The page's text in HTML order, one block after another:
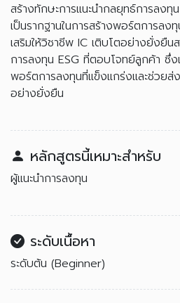
สร้างทักษะการแนะนำกลยุทธ์การลง
เป็นรากฐานในการสร้างพอร์ตการลง
เสริมให้วิชาชีพ IC เติบโตอย่างยั่งยืน
การลงทุน ESG ที่ตอบโจทย์ลูกค้า ซึ่ง
พอร์ตการลงทุนที่แข็งแกร่งและช่วยส่
อย่างยั่งยืน
หลักสูตรนี้เหมาะสำหรับ
ผู้แนะนำการลงทุน
ระดับเนื้อหา
ระดับต้น (Beginner)